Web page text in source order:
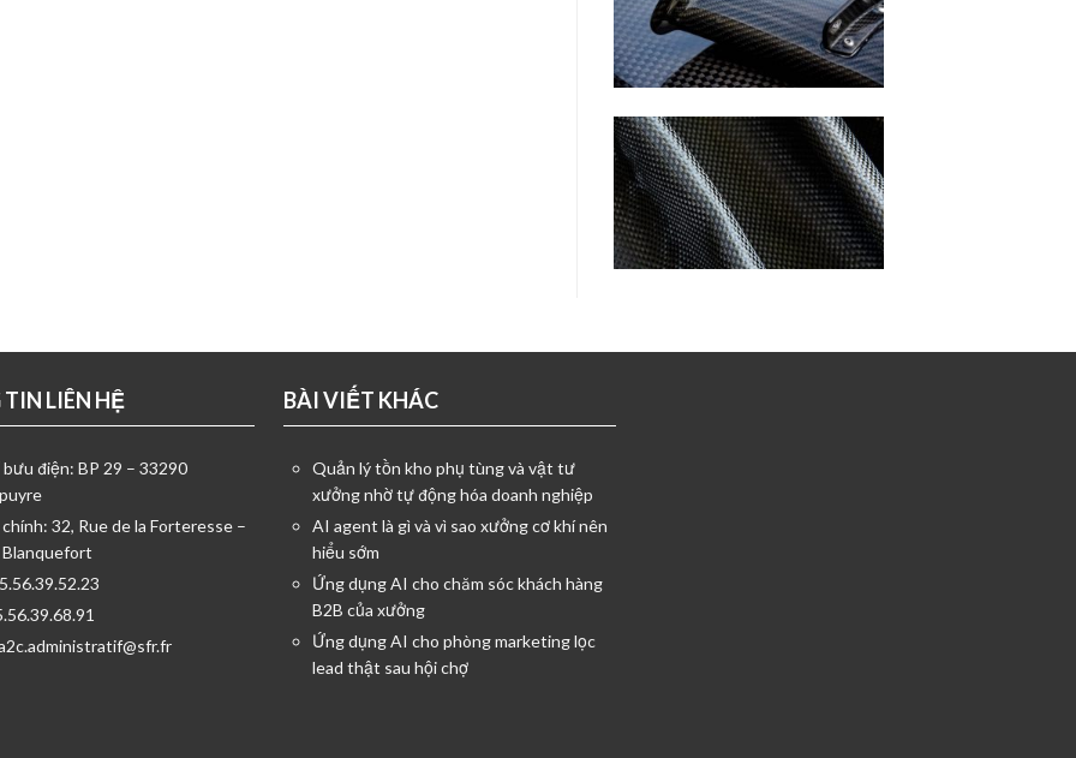
LIÊN HỆ
điện: BP 29 – 33290
32, Rue de la Forteresse –
BÀI VIẾT KHÁC
Quản lý tồn kho phụ tùng và vật tư
xưởng nhờ tự động hóa doanh nghiệp
AI agent là gì và vì sao xưởng cơ khí nên
hiểu sớm
Ứng dụng AI cho chăm sóc khách hàng
B2B của xưởng
Ứng dụng AI cho phòng marketing lọc
lead thật sau hội chợ